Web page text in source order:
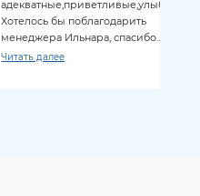
адекватные,приветливые,улыбчивые!
Хотелось бы поблагодарить
менеджера Ильнара, спасибо
отличную работу!Приобрели Чери
Читать далее